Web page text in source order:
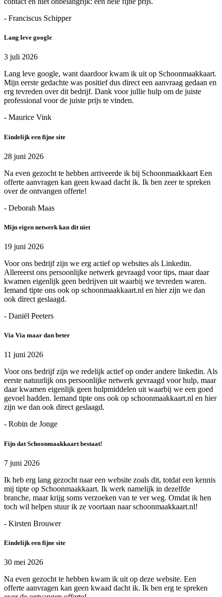
- Franciscus Schipper
Lang leve google
3 juli 2026
Lang leve google, want daardoor kwam ik uit op Schoonmaakkaart.
Mijn eerste gedachte was positief dus direct een aanvraag gedaan en
erg tevreden over dit bedrijf. Dank voor jullie hulp om de juiste
professional voor de juiste prijs te vinden.
- Maurice Vink
Eindelijk een fijne site
28 juni 2026
Na even gezocht te hebben arriveerde ik bij Schoonmaakkaart Een
offerte aanvragen kan geen kwaad dacht ik. Ik ben zeer te spreken
over de ontvangen offerte!
- Deborah Maas
Mijn eigen netwerk kan dit niet
19 juni 2026
Voor ons bedrijf zijn we erg actief op websites als Linkedin.
Allereerst ons persoonlijke netwerk gevraagd voor tips, maar daar
kwamen eigenlijk geen bedrijven uit waarbij we tevreden waren.
Iemand tipte ons ook op schoonmaakkaart.nl en hier zijn we dan
ook direct geslaagd.
- Daniël Peeters
Via Via maar dan beter
11 juni 2026
Voor ons bedrijf zijn we redelijk actief op onder andere linkedin. Als
eerste natuurlijk ons persoonlijke netwerk gevraagd voor hulp, maar
daar kwamen eigenlijk geen hulpmiddelen uit waarbij we een goed
gevoel hadden. Iemand tipte ons ook op schoonmaakkaart.nl en hier
zijn we dan ook direct geslaagd.
- Robin de Jonge
Fijn dat Schoonmaakkaart bestaat!
7 juni 2026
Ik heb erg lang gezocht naar een website zoals dit, totdat een kennis
mij tipte op Schoonmaakkaart. Ik werk namelijk in dezelfde
branche, maar krijg soms verzoeken van te ver weg. Omdat ik hen
toch wil helpen stuur ik ze voortaan naar schoonmaakkaart.nl!
- Kirsten Brouwer
Eindelijk een fijne site
30 mei 2026
Na even gezocht te hebben kwam ik uit op deze website. Een
offerte aanvragen kan geen kwaad dacht ik. Ik ben erg te spreken